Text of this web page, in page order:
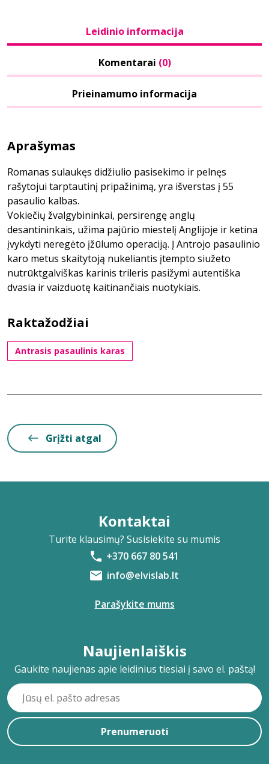
Leidinio informacija
Komentarai (0)
Prieinamumo informacija
Aprašymas
Romanas sulaukęs didžiulio pasisekimo ir pelnęs
rašytojui tarptautinį pripažinimą, yra išverstas į 55
pasaulio kalbas.
Vokiečių žvalgybininkai, persirengę anglų
desantininkais, užima pajūrio miestelį Anglijoje ir ketina
įvykdyti neregėto įžūlumo operaciją. Į Antrojo pasaulinio
karo metus skaitytoją nukeliantis įtempto siužeto
nutrūktgalviškas karinis trileris pasižymi autentiška
dvasia ir vaizduotę kaitinančiais nuotykiais.
Raktažodžiai
Antrasis pasaulinis karas
Grįžti atgal
Kontaktai
Turite klausimų? Susisiekite su mumis
+370 667 80 541
info@elvislab.lt
Parašykite mums
Naujienlaiškis
Gaukite naujienas apie leidinius tiesiai į savo el. paštą!
Prenumeruoti